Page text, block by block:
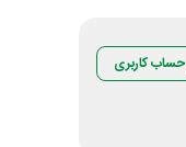
حساب کاربری